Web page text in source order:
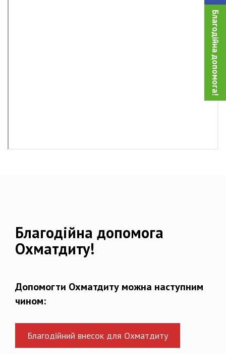
Благодійна допомога!
Благодійна допомога
Охматдиту!
Допомогти Охматдиту можна наступним
чином:
Благодійний внесок для Охматдиту